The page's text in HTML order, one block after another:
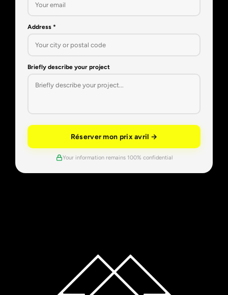
Address *
Briefly describe your project
Réserver mon prix avril →
Your information remains 100% confidential